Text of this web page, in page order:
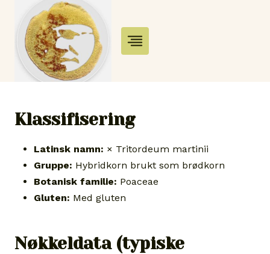
content
Klassifisering
Latinsk namn: × Tritordeum martinii
Gruppe: Hybridkorn brukt som brødkorn
Botanisk familie: Poaceae
Gluten: Med gluten
Nøkkeldata (typiske